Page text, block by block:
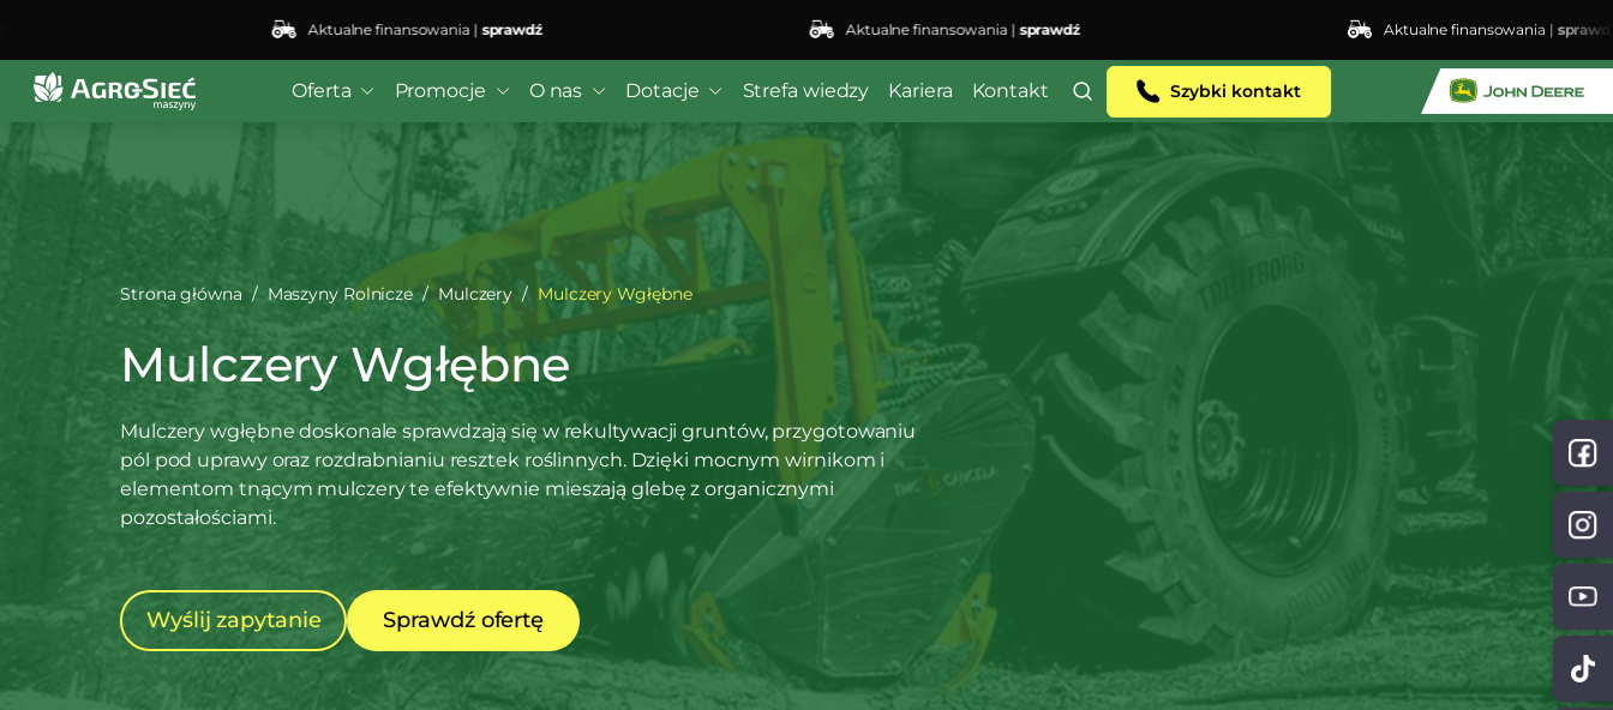
: preg_replace(): Passing null to parameter #3 ($subject) of type array|string is deprecated in/home/klient.dhosting.pl/lswis6155/agro-siec.pl-
bei4/public_html/wp-content/plugins/wordfence/vendor/wordfence/wf-waf/src/lib/rules.php
Aktualne finansowania |sprawdź Aktualne finansowania |sprawdź Aktualne finansowania |sprawdź
Oferta Promocje O nas Dotacje Strefa wiedzy Kariera Kontakt Szybki kontakt
Strona główna Maszyny Rolnicze Mulczery Mulczery Wgłębne
Mulczery Wgłębne
Mulczery wgłębne doskonale sprawdzają się w rekultywacji gruntów, przygotowaniu
pól pod uprawy oraz rozdrabnianiu resztek roślinnych. Dzięki mocnym wirnikom i
elementom tnącym mulczery te efektywnie mieszają glebę z organicznymi
pozostałościami.
Wyślij zapytanie Sprawdź ofertę